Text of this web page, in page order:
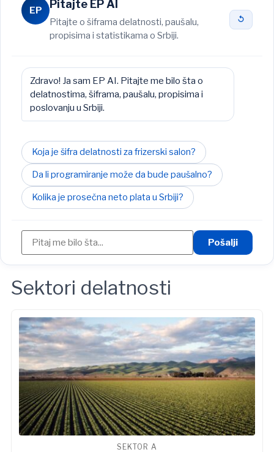
EP Pitajte EP AI
Pitajte o šiframa delatnosti, paušalu,
propisima i statistikama o Srbiji.
↺
Zdravo! Ja sam EP AI. Pitajte me bilo šta o
delatnostima, šiframa, paušalu, propisima i
poslovanju u Srbiji.
Koja je šifra delatnosti za frizerski salon?
Da li programiranje može da bude paušalno?
Kolika je prosečna neto plata u Srbiji?
Pošalji
Sektori delatnosti
SEKTOR A